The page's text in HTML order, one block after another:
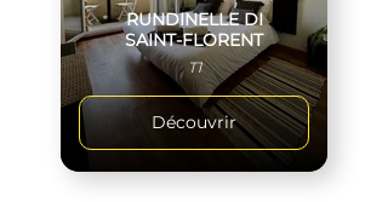
RUNDINELLE DI
SAINT-FLORENT
T1
Découvrir